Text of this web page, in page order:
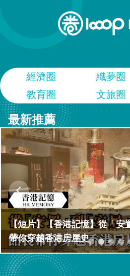
經濟圈 織夢圈
教育圈
文旅圈
最新推薦
【名家匯聚】「今朝更好看」
齊白石等逾百經典國畫版畫免